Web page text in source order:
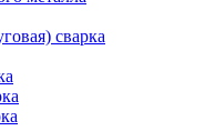
сварка